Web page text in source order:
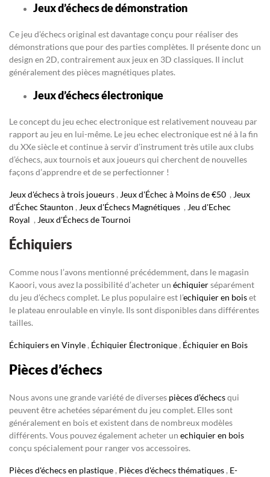
Jeux d’échecs de démonstration
Ce jeu d’échecs original est davantage conçu pour réaliser des
démonstrations que pour des parties complètes. Il présente donc un
design en 2D, contrairement aux jeux en 3D classiques. Il inclut
généralement des pièces magnétiques plates.
Jeux d’échecs électronique
Le concept du jeu echec electronique est relativement nouveau par
rapport au jeu en lui-même. Le jeu echec electronique est né à la fin
du XXe siècle et continue à servir d’instrument très utile aux clubs
d’échecs, aux tournois et aux joueurs qui cherchent de nouvelles
façons d’apprendre et de se perfectionner !
Jeux d'échecs à trois joueurs , Jeux d'Échec à Moins de €50 , Jeux
d'Échec Staunton , Jeux d'Échecs Magnétiques , Jeu d'Echec
Royal , Jeux d'Échecs de Tournoi
Échiquiers
Comme nous l’avons mentionné précédemment, dans le magasin
Kaoori, vous avez la possibilité d’acheter un échiquierséparément
du jeu d’échecs complet. Le plus populaire est l’echiquier en boiset
le plateau enroulable en vinyle. Ils sont disponibles dans différentes
tailles.
Échiquiers en Vinyle , Échiquier Électronique , Échiquier en Bois
Pièces d’échecs
Nous avons une grande variété de diverses pièces d’échecsqui
peuvent être achetées séparément du jeu complet. Elles sont
généralement en bois et existent dans de nombreux modèles
différents. Vous pouvez également acheter un echiquier en bois
conçu spécialement pour ranger vos accessoires.
Pièces d'échecs en plastique , Pièces d'échecs thématiques , E-